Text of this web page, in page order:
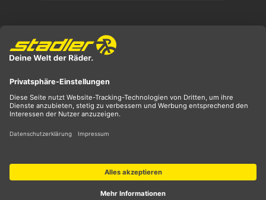
** ehemaliger UVP
*** Preis entspricht unserem Markteinführungspreis